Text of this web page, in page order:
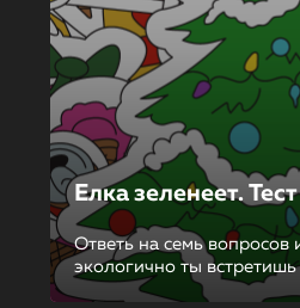
Елка зеленеет.
Ответь на семь вопросов
экологично ты